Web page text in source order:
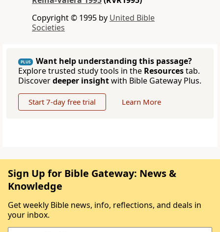
Copyright © 1995 by United Bible
Societies
PLUS
Want help understanding this passage?
Explore trusted study tools in the Resourcestab.
Discoverdeeper insightwith Bible Gateway Plus.
Start 7-day free trial Learn More
Sign Up for Bible Gateway: News &
Knowledge
Get weekly Bible news, info, reflections, and deals in
your inbox.